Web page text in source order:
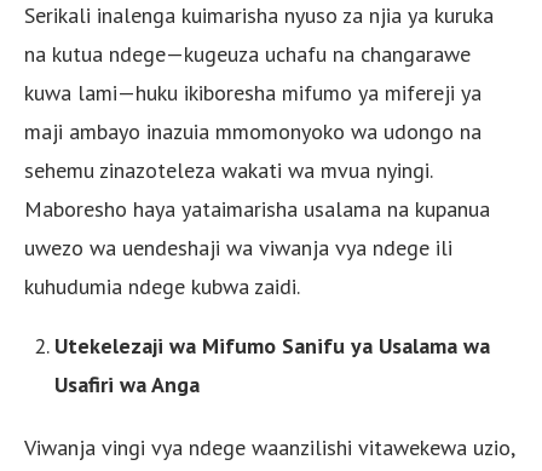
Serikali inalenga kuimarisha nyuso za njia ya kuruka
na kutua ndege—kugeuza uchafu na changarawe
kuwa lami—huku ikiboresha mifumo ya mifereji ya
maji ambayo inazuia mmomonyoko wa udongo na
sehemu zinazoteleza wakati wa mvua nyingi.
Maboresho haya yataimarisha usalama na kupanua
uwezo wa uendeshaji wa viwanja vya ndege ili
kuhudumia ndege kubwa zaidi.
Utekelezaji wa Mifumo Sanifu ya Usalama wa
Usafiri wa Anga
Viwanja vingi vya ndege waanzilishi vitawekewa uzio,